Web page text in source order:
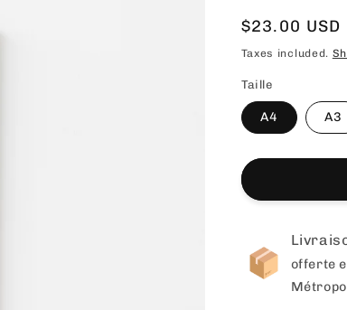
Usual
price
$23.00 USD
Taxes included.
Taille
A4 A3
offerte